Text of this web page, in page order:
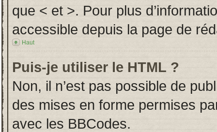
que < et >. Pour plus
accessible depuis la page de
Haut
Puis-je utiliser le HTML ?
Non, il n’est pas possible de
des mises en forme permises
avec les BBCodes.